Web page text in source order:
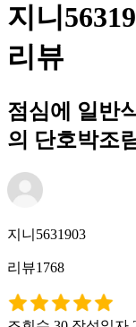
지니
리뷰
점심에 일반
의 단호박조
지니5631903
리뷰1768